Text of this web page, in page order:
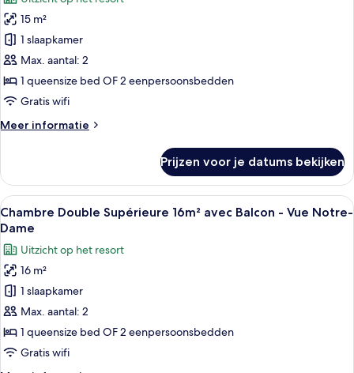
Dame
voor
Chambre
Double
Supérieure
16m²
-
Notre-
15 m²
1 slaapkamer
Max. aantal: 2
1 queensize bed OF 2 eenpersoonsbedden
Gratis wifi
Meer informatie
Meer
Double
Supérieure
16m²
-
Notre-
Dame
Prijzen voor je datums bekijken
Alle
foto's
voor
Chambre
Double
Supérieure
16m²
avec
Balcon
Een vrouw zit aan een houten tafel
9
Chambre Double Supérieure 16m² avec Balcon - Vue Notre-
Dame
Uitzicht op het resort
16 m²
1 slaapkamer
Max. aantal: 2
1 queensize bed OF 2 eenpersoonsbedden
Gratis wifi